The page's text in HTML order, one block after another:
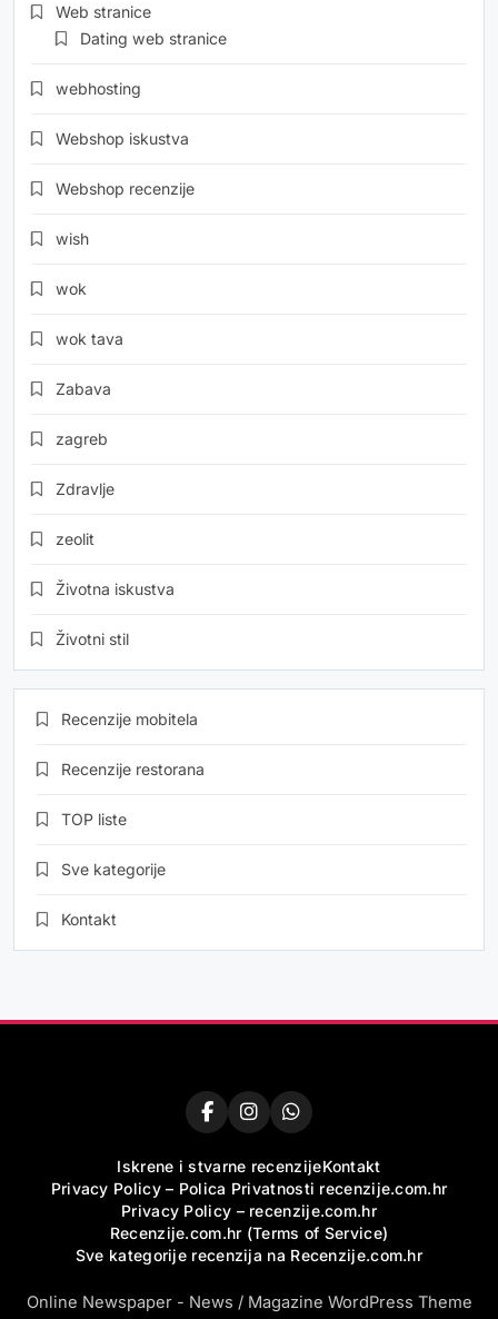
Web stranice
Dating web stranice
webhosting
Webshop iskustva
Webshop recenzije
wish
wok
wok tava
Zabava
zagreb
Zdravlje
zeolit
Životna iskustva
Životni stil
Recenzije mobitela
Recenzije restorana
TOP liste
Sve kategorije
Kontakt
Iskrene i stvarne recenzijeKontakt
Privacy Policy – Polica Privatnosti recenzije.com.hr
Privacy Policy – recenzije.com.hr
Recenzije.com.hr (Terms of Service)
Sve kategorije recenzija na Recenzije.com.hr
Online Newspaper - News / Magazine WordPress Theme